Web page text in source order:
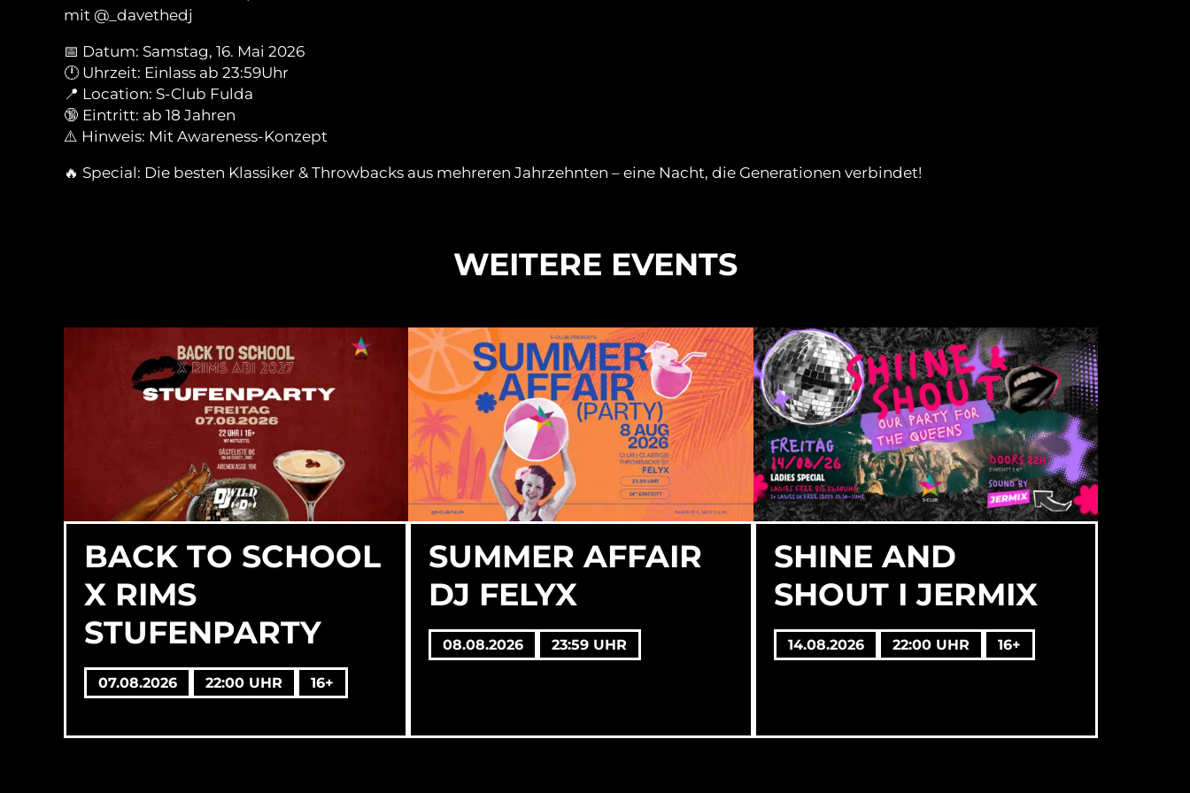
mit @_davethedj
📅 Datum: Samstag, 16. Mai 2026
🕛 Uhrzeit: Einlass ab 23:59Uhr
📍 Location: S-Club Fulda
🔞 Eintritt: ab 18 Jahren
⚠️ Hinweis: Mit Awareness-Konzept
🔥 Special: Die besten Klassiker & Throwbacks aus mehreren Jahrzehnten – eine Nacht, die Generationen verbindet!
WEITERE EVENTS
BACK TO SCHOOL
X RIMS
STUFENPARTY
07.08.2026 22:00 UHR 16+
SUMMER AFFAIR
DJ FELYX
08.08.2026 23:59 UHR
SHINE AND
SHOUT I JERMIX
14.08.2026 22:00 UHR 16+